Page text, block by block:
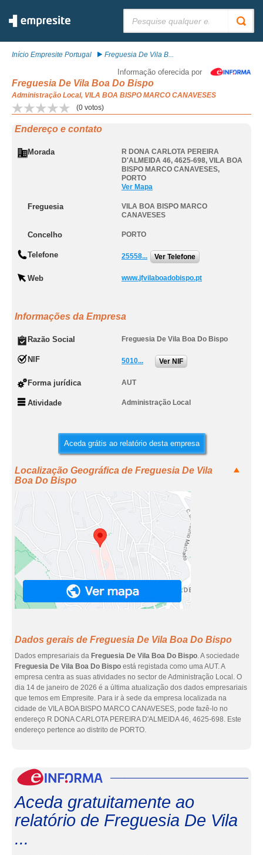
Início Empresite Portugal Freguesia De Vila B...
Informação oferecida por
Freguesia De Vila Boa Do Bispo
Administração Local, VILA BOA BISPO MARCO CANAVESES
(0 votos)
Endereço e contato
Morada
R DONA CARLOTA PEREIRA
D'ALMEIDA 46, 4625-698, VILA BOA
BISPO MARCO CANAVESES,
PORTO
Ver Mapa
Freguesia
VILA BOA BISPO MARCO
CANAVESES
Concelho PORTO
Telefone 25558... Ver Telefone
Web www.jfvilaboadobispo.pt
Informações da Empresa
Razão Social Freguesia De Vila Boa Do Bispo
NIF 5010... Ver NIF
Forma jurídica AUT
Atividade Administração Local
Aceda grátis ao relatório desta empresa
Localização Geográfica de Freguesia De Vila
Boa Do Bispo
Dados gerais de Freguesia De Vila Boa Do Bispo
Dados empresariais da Freguesia De Vila Boa Do Bispo. A sociedade
Freguesia De Vila Boa Do Bispo está registada como uma AUT. A
empresa centra as suas atividades no sector de Administração Local. O
dia 14 de janeiro de 2026 é a última atualização dos dados empresariais
que temos em Empresite. Para ir à sede da empresa localizada na
cidade de VILA BOA BISPO MARCO CANAVESES, pode fazê-lo no
endereço R DONA CARLOTA PEREIRA D'ALMEIDA 46, 4625-698. Este
endereço pertence ao distrito de PORTO.
Aceda gratuitamente ao
relatório de Freguesia De Vila
...